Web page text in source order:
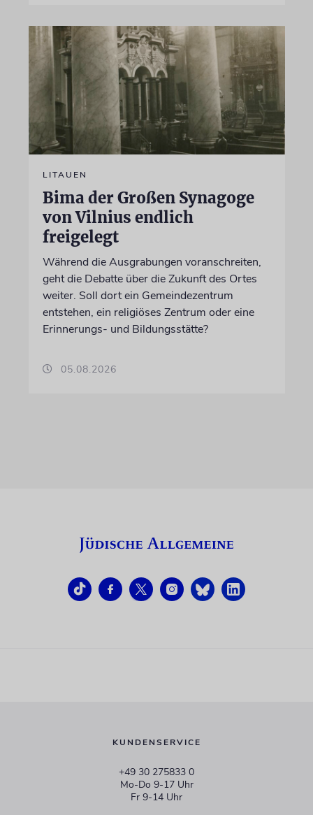
LITAUEN
Bima der Großen Synagoge
von Vilnius endlich
freigelegt
Während die Ausgrabungen voranschreiten,
geht die Debatte über die Zukunft des Ortes
weiter. Soll dort ein Gemeindezentrum
entstehen, ein religiöses Zentrum oder eine
Erinnerungs- und Bildungsstätte?
05.08.2026
KUNDENSERVICE
+49 30 275833 0
Mo-Do 9-17 Uhr
Fr 9-14 Uhr